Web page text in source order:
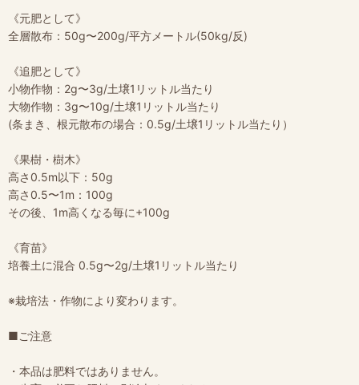
《元肥として》
全層散布：50g〜200g/平方メートル(50kg/反)
《追肥として》
小物作物：2g〜3g/土壌1リットル当たり
大物作物：3g〜10g/土壌1リットル当たり
(条まき、根元散布の場合：0.5g/土壌1リットル当たり）
《果樹・樹木》
高さ0.5m以下：50g
高さ0.5〜1m：100g
その後、1m高くなる毎に+100g
《育苗》
培養土に混合 0.5g〜2g/土壌1リットル当たり
※栽培法・作物により変わります。
■ご注意
・本品は肥料ではありません。